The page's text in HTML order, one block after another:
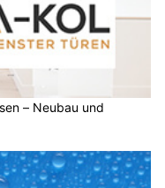
– Neubau und